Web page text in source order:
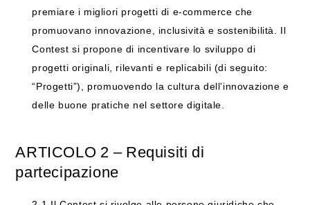
premiare i migliori progetti di e-commerce che
promuovano innovazione, inclusività e sostenibilità. Il
Contest si propone di incentivare lo sviluppo di
progetti originali, rilevanti e replicabili (di seguito:
“Progetti”), promuovendo la cultura dell’innovazione e
delle buone pratiche nel settore digitale.
ARTICOLO 2 – Requisiti di
partecipazione